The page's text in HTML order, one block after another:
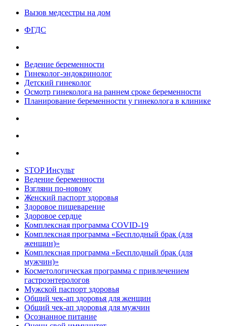
Вызов медсестры на дом
ФГДС
Ведение беременности
Гинеколог-эндокринолог
Детский гинеколог
Осмотр гинеколога на раннем сроке беременности
Планирование беременности у гинеколога в клинике
STOP Инсульт
Ведение беременности
Взгляни по-новому
Женский паспорт здоровья
Здоровое пищеварение
Здоровое сердце
Комплексная программа COVID-19
Комплексная программа «Бесплодный брак (для
женщин)»
Комплексная программа «Бесплодный брак (для
мужчин)»
Косметологическая программа с привлечением
гастроэнтерологов
Мужской паспорт здоровья
Общий чек-ап здоровья для женщин
Общий чек-ап здоровья для мужчин
Осознанное питание